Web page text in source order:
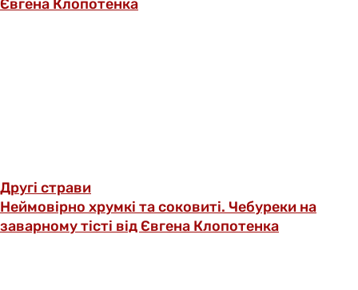
Євгена Клопотенка
Другі страви
Неймовірно хрумкі та соковиті. Чебуреки на
заварному тісті від Євгена Клопотенка